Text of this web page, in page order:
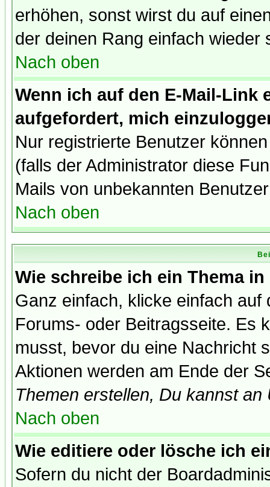
erhöhen, sonst wirst du auf
der deinen Rang einfach wieder
Nach oben
Wenn ich auf den E-Mail-Link
aufgefordert, mich
Nur registrierte Benutzer
(falls der Administrator diese
Mails von unbekannten
Nach oben
Wie schreibe ich ein Thema
Ganz einfach, klicke einfach
Forums- oder Beitragsseite. Es
musst, bevor du eine Nachricht
Aktionen werden am Ende der
Themen erstellen, Du kannst
Nach oben
Wie editiere oder lösche ich
Sofern du nicht der